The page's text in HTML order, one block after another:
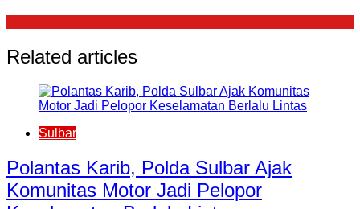
Related articles
Sulbar
Polantas Karib, Polda Sulbar Ajak
Komunitas Motor Jadi Pelopor